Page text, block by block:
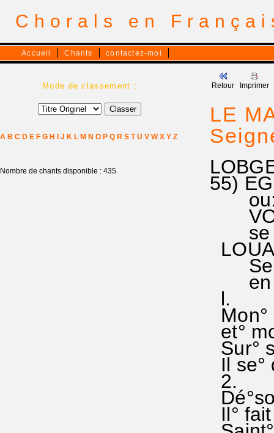
Chorals en
Accueil Chants contactez-moi
Mode de classement :
A B C D E F G H J K L M N O P Q R S T U V W X Y Z
Nombre de chants disponible : 435
Retour Imprimer
LE
55)
ou:
se
en
l.
Mon°
et°
Sur°
Il se°
2.
Il°